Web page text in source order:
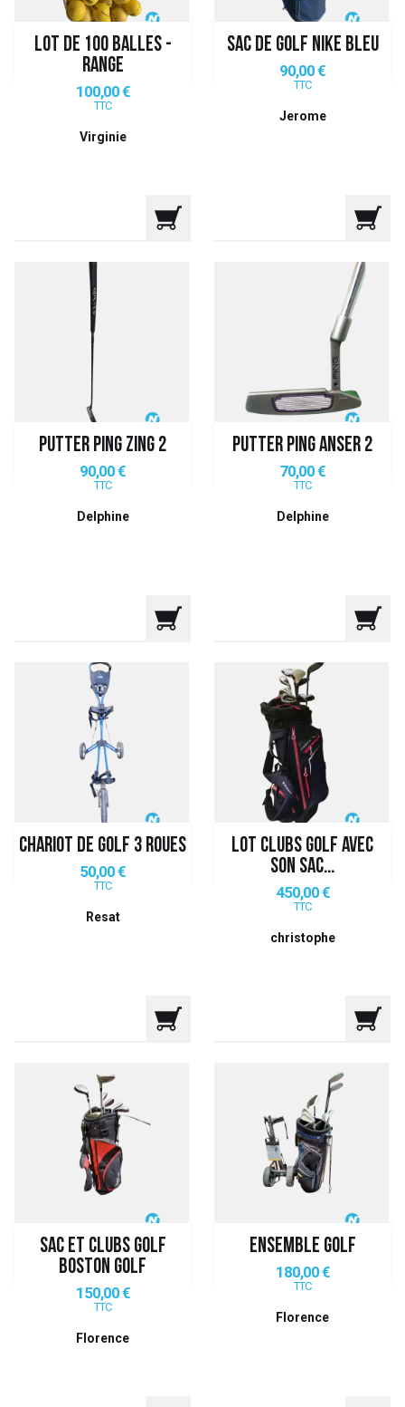
LOT DE 100 BALLES -
RANGE
Prix
100,00 €
TTC
Virginie
SAC DE GOLF NIKE BLEU
Prix
90,00 €
TTC
Jerome
PUTTER PING ZING 2
Prix
90,00 €
TTC
Delphine
PUTTER PING ANSER 2
Prix
70,00 €
TTC
Delphine
CHARIOT DE GOLF 3 ROUES
Prix
50,00 €
TTC
Resat
LOT CLUBS GOLF AVEC
SON SAC...
Prix
450,00 €
TTC
christophe
SAC ET CLUBS GOLF
BOSTON GOLF
Prix
150,00 €
TTC
Florence
ENSEMBLE GOLF
Prix
180,00 €
TTC
Florence